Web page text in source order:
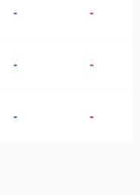
- -
- -
- -